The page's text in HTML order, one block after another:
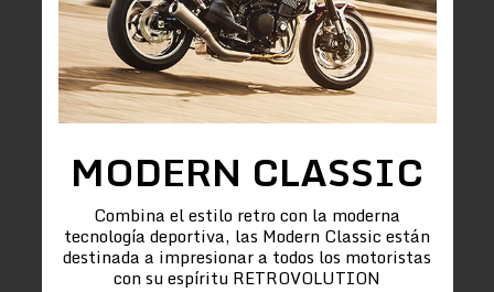
MODERN CLASSIC
Combina el estilo retro con la moderna
tecnología deportiva, las Modern Classic están
destinada a impresionar a todos los motoristas
con su espíritu RETROVOLUTION